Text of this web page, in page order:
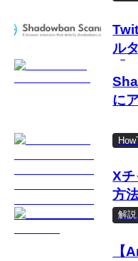
ル
い
に
Xチ
方
解説
【